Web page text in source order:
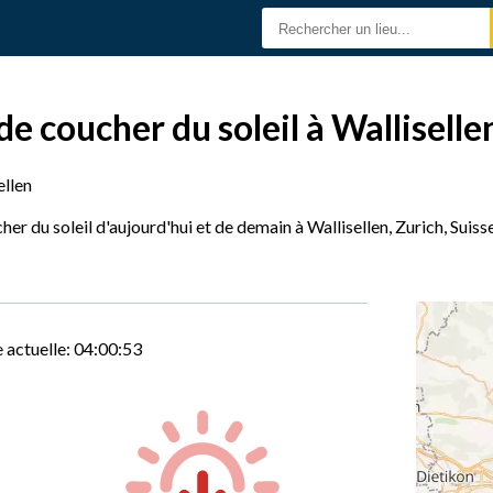
coucher du soleil à
du soleil d'aujourd'hui et de demain à Wallisellen, Zurich,
actuelle: 04:00:53